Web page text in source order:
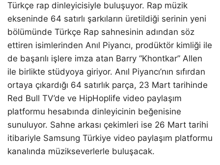
Türkçe rap dinleyicisiyle buluşuyor. Rap müzik
ekseninde 64 satırlı şarkıların üretildiği serinin yeni
bölümünde Türkçe Rap sahnesinin adından söz
ettiren isimlerinden Anıl Piyancı, prodüktör kimliği ile
de başarılı işlere imza atan Barry “Khontkar” Allen
ile birlikte stüdyoya giriyor. Anıl Piyancı’nın sıfırdan
ortaya çıkardığı 64 satırlık parça, 23 Mart tarihinde
Red Bull TV’de ve HipHoplife video paylaşım
platformu hesabında dinleyicinin beğenisine
sunuluyor. Sahne arkası çekimleri ise 26 Mart tarihi
itibariyle Samsung Türkiye video paylaşım platformu
kanalında müzikseverlerle buluşacak.